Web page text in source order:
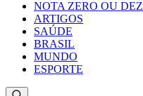
NOTA ZERO OU DEZ
ARTIGOS
SAÚDE
BRASIL
MUNDO
ESPORTE